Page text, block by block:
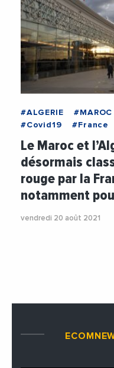
#ALGERIE #MAROC
#Covid19
#France
Le Maroc et
désormais
rouge par la
notamment
vendredi 20 août 2021